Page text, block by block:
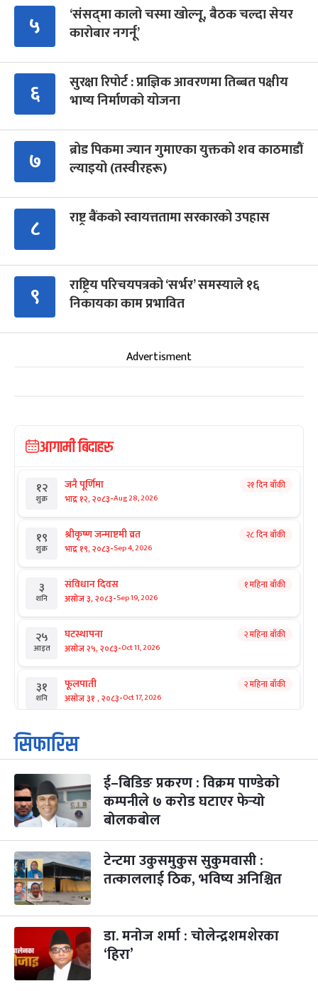
५
‘संसद्‍मा कालो चस्मा खोल्नू, बैठक चल्दा सेयर
कारोबार नगर्नू’
६
सुरक्षा रिपोर्ट : प्राज्ञिक आवरणमा तिब्बत पक्षीय
भाष्य निर्माणको योजना
७
ब्रोड पिकमा ज्यान गुमाएका युक्तको शव काठमाडौं
ल्याइयो (तस्वीरहरू)
८ राष्ट्र बैंकको स्वायत्ततामा सरकारको उपहास
९
राष्ट्रिय परिचयपत्रको ‘सर्भर’ समस्याले १६
निकायका काम प्रभावित
Advertisment
आगामी बिदाहरु
१२
शुक्र
जनै पूर्णिमा
भाद्र १२, २०८३-Aug 28, 2026
२१ दिन बाँकी
१९
शुक्र
श्रीकृष्ण जन्माष्टमी व्रत
भाद्र १९, २०८३-Sep 4, 2026
२८ दिन बाँकी
३
शनि
संविधान दिवस
असोज ३, २०८३-Sep 19, 2026
१ महिना बाँकी
२५
आइत
घटस्थापना
असोज २५, २०८३-Oct 11, 2026
२ महिना बाँकी
३१
शनि
फूलपाती
असोज ३१ , २०८३-Oct 17, 2026
२ महिना बाँकी
१
आइत
कार्तिक सङ्क्रान्ति
कार्तिक १, २०८३
३
मंगल
महानवमी
कार्तिक ३, २०८३-Oct 20, 2026
२ महिना बाँकी
४
५
बिहि
पापा‌ङ्कुशा एकादशी व्रत
कार्तिक ५, २०८३
२ महिना बाँकी
आइत
कुकुर तिहार
कार्तिक २२, २०८३-Nov 8, 2026
३ महिना बाँकी
२३ गाई पूजा
सिफारिस
ई–बिडिङ प्रकरण : विक्रम पाण्डेको
कम्पनीले ७ करोड घटाएर फेर्‍यो
बोलकबोल
टेन्टमा उकुसमुकुस सुकुमवासी :
तत्काललाई ठिक, भविष्य अनिश्चित
डा. मनोज शर्मा : चोलेन्द्रशमशेरका
‘हिरा’